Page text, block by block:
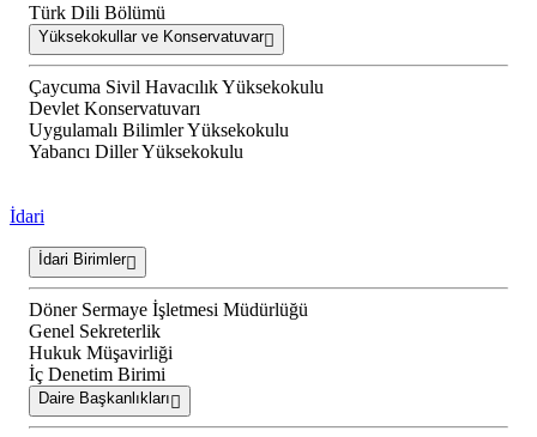
Türk Dili Bölümü
Yüksekokullar ve Konservatuvar
Çaycuma Sivil Havacılık Yüksekokulu
Devlet Konservatuvarı
Uygulamalı Bilimler Yüksekokulu
Yabancı Diller Yüksekokulu
İdari
İdari Birimler
Döner Sermaye İşletmesi Müdürlüğü
Genel Sekreterlik
Hukuk Müşavirliği
İç Denetim Birimi
Daire Başkanlıkları